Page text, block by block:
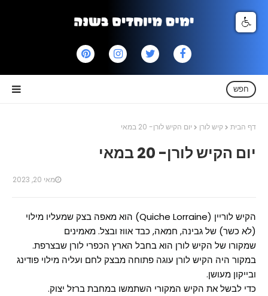
חפש
דף הבית קיש לורן יום הקיש לורן- 20 במאי
יום הקיש לורן- 20 במאי
מאי 20, 2023
הקיש לוריין (Quiche Lorraine) הוא מאפה בצק שמעליו מילוי
(לא כשר) של גבינה, חמאה, כבד אווז ובצל. מאמינים
שמקורו של הקיש לורן הוא בחבל הארץ הכפרי לורן שבצרפת.
במקור היה הקיש לורן עוגה פתוחה מבצק לחם ועליה מילוי פודינג
ובייקון מעושן.
כדי לבשל את הקיש המקורי השתמשו במחבת ברזל יצוק.